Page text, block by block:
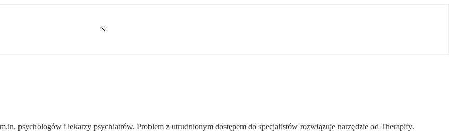
psychologów i lekarzy psychiatrów. Problem z utrudnionym dostępem do specjalistów rozwiązuje narzędzie od Therapify.